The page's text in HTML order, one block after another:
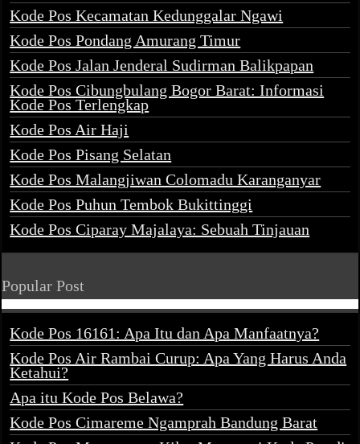
Kode Pos Kecamatan Kedunggalar Ngawi
Kode Pos Pondang Amurang Timur
Kode Pos Jalan Jenderal Sudirman Balikpapan
Kode Pos Cibungbulang Bogor Barat: Informasi
Kode Pos Terlengkap
Kode Pos Air Haji
Kode Pos Pisang Selatan
Kode Pos Malangjiwan Colomadu Karanganyar
Kode Pos Puhun Tembok Bukittinggi
Kode Pos Ciparay Majalaya: Sebuah Tinjauan
Popular Post
Kode Pos 16161: Apa Itu dan Apa Manfaatnya?
Kode Pos Air Rambai Curup: Apa Yang Harus Anda
Ketahui?
Apa itu Kode Pos Belawa?
Kode Pos Cimareme Ngamprah Bandung Barat